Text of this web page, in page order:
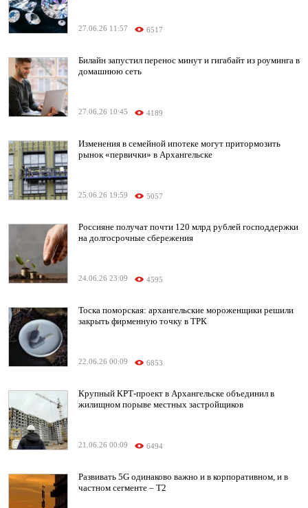
27.06.26 11:57 6517
Билайн запустил перенос минут и гигабайт из роуминга в
домашнюю сеть
27.06.26 10:45 4189
Изменения в семейной ипотеке могут притормозить
рынок «первички» в Архангельске
25.06.26 19:59 5057
Россияне получат почти 120 млрд рублей господдержки
на долгосрочные сбережения
24.06.26 23:09 4595
Тоска поморская: архангельские мороженщики решили
закрыть фирменную точку в ТРК
22.06.26 00:09 6853
Крупный КРТ-проект в Архангельске объединил в
жилищном порыве местных застройщиков
21.06.26 00:09 6494
Развивать 5G одинаково важно и в корпоративном, и в
частном сегменте – Т2